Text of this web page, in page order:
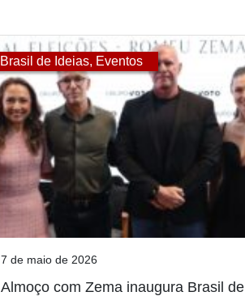
Brasil de Ideias, Eventos
7 de maio de 2026
Almoço com Zema inaugura Brasil de